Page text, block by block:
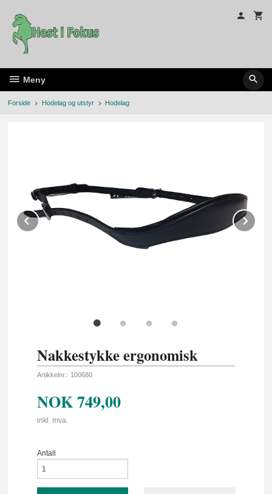
innholdet
Meny
Forside Hodelag og utstyr Hodelag
Prev
Nakkestykke ergonomisk
Artikkelnr.: 100680
NOK749,00
inkl. mva.
Antall